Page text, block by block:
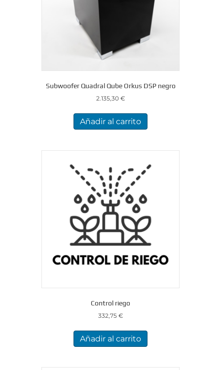
Subwoofer Quadral Qube Orkus DSP negro
2.135,30 €
Añadir al carrito
Control riego
332,75 €
Añadir al carrito